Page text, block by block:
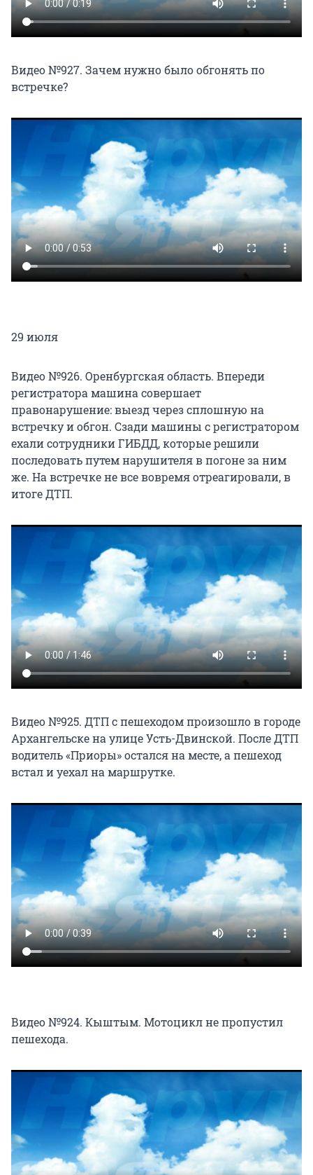
Видео №927. Зачем нужно было обгонять по
встречке?
29 июля
Видео №926. Оренбургская область. Впереди
регистратора машина совершает
правонарушение: выезд через сплошную на
встречку и обгон. Сзади машины с регистратором
ехали сотрудники ГИБДД, которые решили
последовать путем нарушителя в погоне за ним
же. На встречке не все вовремя отреагировали, в
итоге ДТП.
Видео №925. ДТП с пешеходом произошло в городе
Архангельске на улице Усть-Двинской. После ДТП
водитель «Приоры» остался на месте, а пешеход
встал и уехал на маршрутке.
Видео №924. Кыштым. Мотоцикл не пропустил
пешехода.